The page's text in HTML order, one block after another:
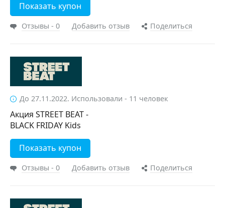
Показать купон
Отзывы - 0 Добавить отзыв Поделиться
До 27.11.2022. Использовали - 11 человек
Акция STREET BEAT -
BLACK FRIDAY Kids
Показать купон
Отзывы - 0 Добавить отзыв Поделиться